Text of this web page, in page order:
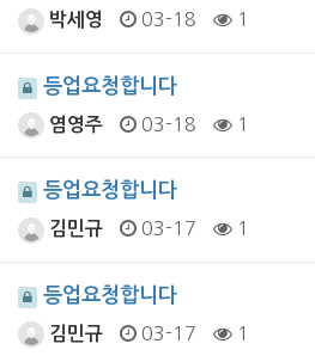
박세영 03-18 1
등업요청합니다
염영주 03-18 1
등업요청합니다
김민규 03-17 1
등업요청합니다
김민규 03-17 1